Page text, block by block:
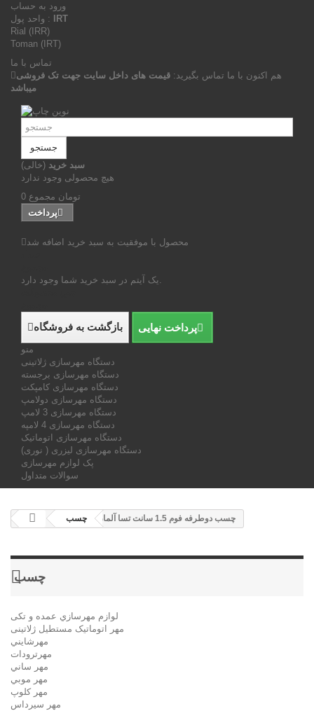
ورود به حساب
واحد پول :
IRT
Rial (IRR)
Toman (IRT)
تماس با ما
هم اکنون با ما تماس بگیرید: قیمت های داخل سایت جهت تک فروشی
میباشد
جستجو
سبد خرید (خالی)
هیچ محصولی وجود ندارد
0 تومان مجموع
پرداخت
محصول با موفقیت به سبد خرید اضافه شد
یک آیتم در سبد خرید شما وجود دارد.
بازگشت به فروشگاه پرداخت نهایی
منو
دستگاه مهرسازی ژلاتینی
دستگاه مهرسازی برجسته
دستگاه مهرسازی کامپکت
دستگاه مهرسازی دولامپ
دستگاه مهرسازی 3 لامپ
دستگاه مهرسازی 4 لامپه
دستگاه مهرسازی اتوماتیک
دستگاه مهرسازی لیزری ( نوری)
پک لوازم مهرسازی
سوالات متداول
چسب چسب دوطرفه فوم 1.5 سانت تسا آلمان
چسب
لوازم مهرسازي عمده و تکی
مهر اتوماتیک مستطيل ژلاتینی
مهرشايني
مهرترودات
مهر ساني
مهر موبي
مهر كلوپ
مهر سيرداس